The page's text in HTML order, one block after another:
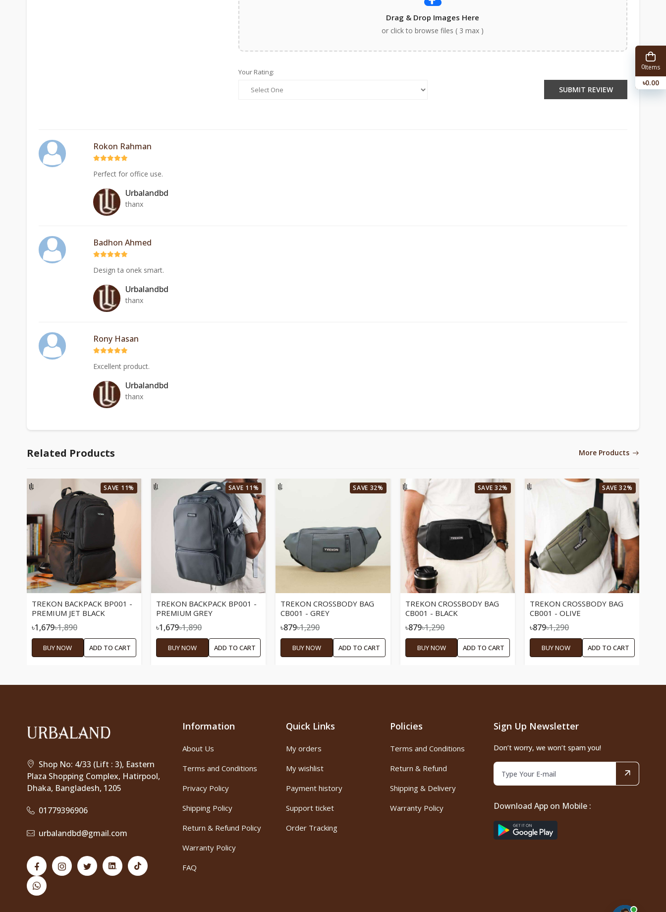
Drag & Drop Images Here
or click to browse files ( 3 max )
Your Rating:
SUBMIT REVIEW
Rokon Rahman
Perfect for office use.
Urbalandbd
thanx
Badhon Ahmed
Design ta onek smart.
Urbalandbd
thanx
Rony Hasan
Excellent product.
Urbalandbd
thanx
Related Products More Products
SAVE 11%
TREKON BACKPACK BP001 -
PREMIUM JET BLACK
৳1,679৳1,890
BUY NOW ADD TO CART
SAVE 11%
TREKON BACKPACK BP001 -
PREMIUM GREY
৳1,679৳1,890
BUY NOW ADD TO CART
SAVE 32%
TREKON CROSSBODY BAG
CB001 - GREY
৳879৳1,290
BUY NOW ADD TO CART
SAVE 32%
TREKON CROSSBODY BAG
CB001 - BLACK
৳879৳1,290
BUY NOW ADD TO CART
SAVE 32%
TREKON CROSSBODY BAG
CB001 - OLIVE
৳879৳1,290
BUY NOW ADD TO CART
Shop No: 4/33 (Lift : 3), Eastern
Plaza Shopping Complex, Hatirpool,
Dhaka, Bangladesh, 1205
01779396906
urbalandbd@gmail.com
Information
About Us
Terms and Conditions
Privacy Policy
Shipping Policy
Return & Refund Policy
Warranty Policy
FAQ
Quick Links
My orders
My wishlist
Payment history
Support ticket
Order Tracking
Policies
Terms and Conditions
Return & Refund
Shipping & Delivery
Warranty Policy
Sign Up Newsletter
Don’t worry, we won’t spam you!
Download App on Mobile :
0Items
৳0.00